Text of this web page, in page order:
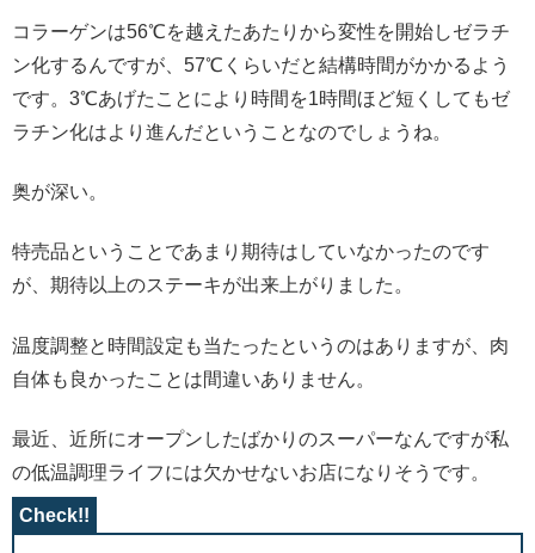
コラーゲンは56℃を越えたあたりから変性を開始しゼラチ
ン化するんですが、57℃くらいだと結構時間がかかるよう
です。3℃あげたことにより時間を1時間ほど短くしてもゼ
ラチン化はより進んだということなのでしょうね。
奥が深い。
特売品ということであまり期待はしていなかったのです
が、期待以上のステーキが出来上がりました。
温度調整と時間設定も当たったというのはありますが、肉
自体も良かったことは間違いありません。
最近、近所にオープンしたばかりのスーパーなんですが私
の低温調理ライフには欠かせないお店になりそうです。